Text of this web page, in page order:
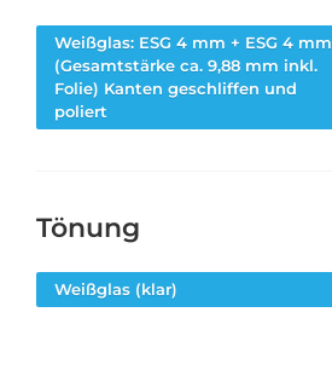
Weißglas: ESG 4 mm + ESG 4 mm
(Gesamtstärke ca. 9,88 mm inkl.
Folie) Kanten geschliffen und
poliert
Tönung
Weißglas (klar)